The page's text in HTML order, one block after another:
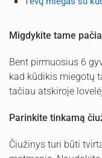
Migdykite tame
Bent pirmuosius 6
kad kūdikis miegotų
tačiau atskiroje
Parinkite tinkamą
Čiužinys turi būti